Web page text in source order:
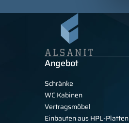
Angebot
Schränke
WC Kabinen
Vertragsmöbel
Einbauten aus HPL-Platten